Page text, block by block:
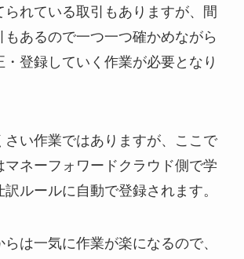
られている取引もありますが、間
あるので一つ一つ確かめながら
登録していく作業が必要となり
さい作業ではありますが、ここで
マネーフォワードクラウド側で学
ルールに自動で登録されます。
は一気に作業が楽になるので、